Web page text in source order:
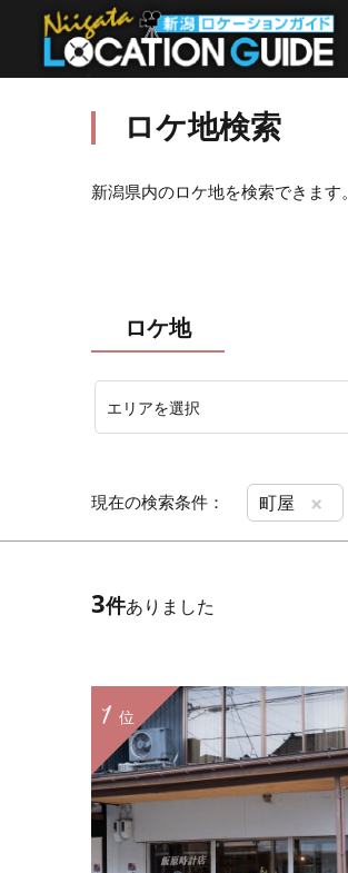
ロケ地検索
新潟県内のロケ地を検索できます。
ロケ地
エリアを選択
現在の検索条件： 町屋 ×
3件ありました
位
1